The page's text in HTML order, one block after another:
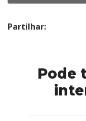
Partilhar:
Pode